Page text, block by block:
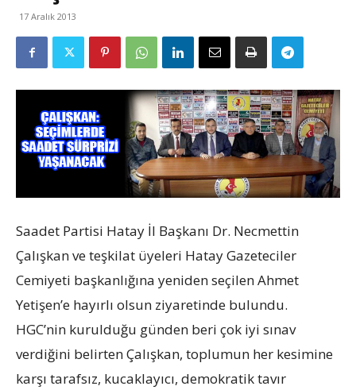
17 Aralık 2013
Saadet Partisi Hatay İl Başkanı Dr. Necmettin
Çalışkan ve teşkilat üyeleri Hatay Gazeteciler
Cemiyeti başkanlığına yeniden seçilen Ahmet
Yetişen’e hayırlı olsun ziyaretinde bulundu.
HGC’nin kurulduğu günden beri çok iyi sınav
verdiğini belirten Çalışkan, toplumun her kesimine
karşı tarafsız, kucaklayıcı, demokratik tavır